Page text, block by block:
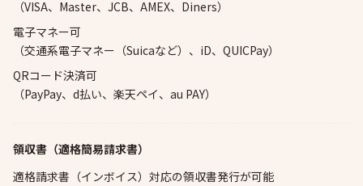
（VISA、Master、JCB、AMEX、Diners）
電子マネー可
（交通系電子マネー（Suicaなど）、iD、QUICPay）
QRコード決済可
（PayPay、d払い、楽天ペイ、au PAY）
領収書（適格簡易請求書）
適格請求書（インボイス）対応の領収書発行が可能